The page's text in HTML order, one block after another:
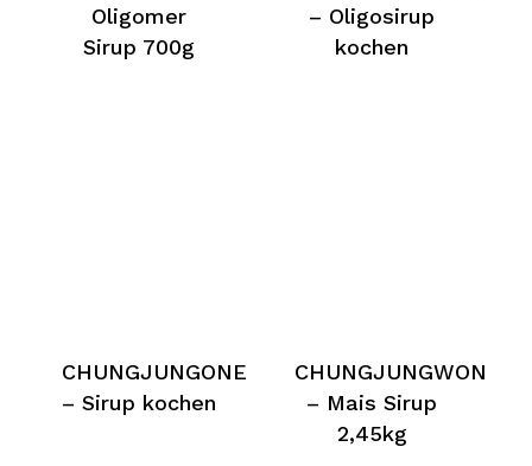
Oligomer
Sirup 700g
– Oligosirup
kochen
CHUNGJUNGONE
– Sirup kochen
CHUNGJUNGWON
– Mais Sirup
2,45kg